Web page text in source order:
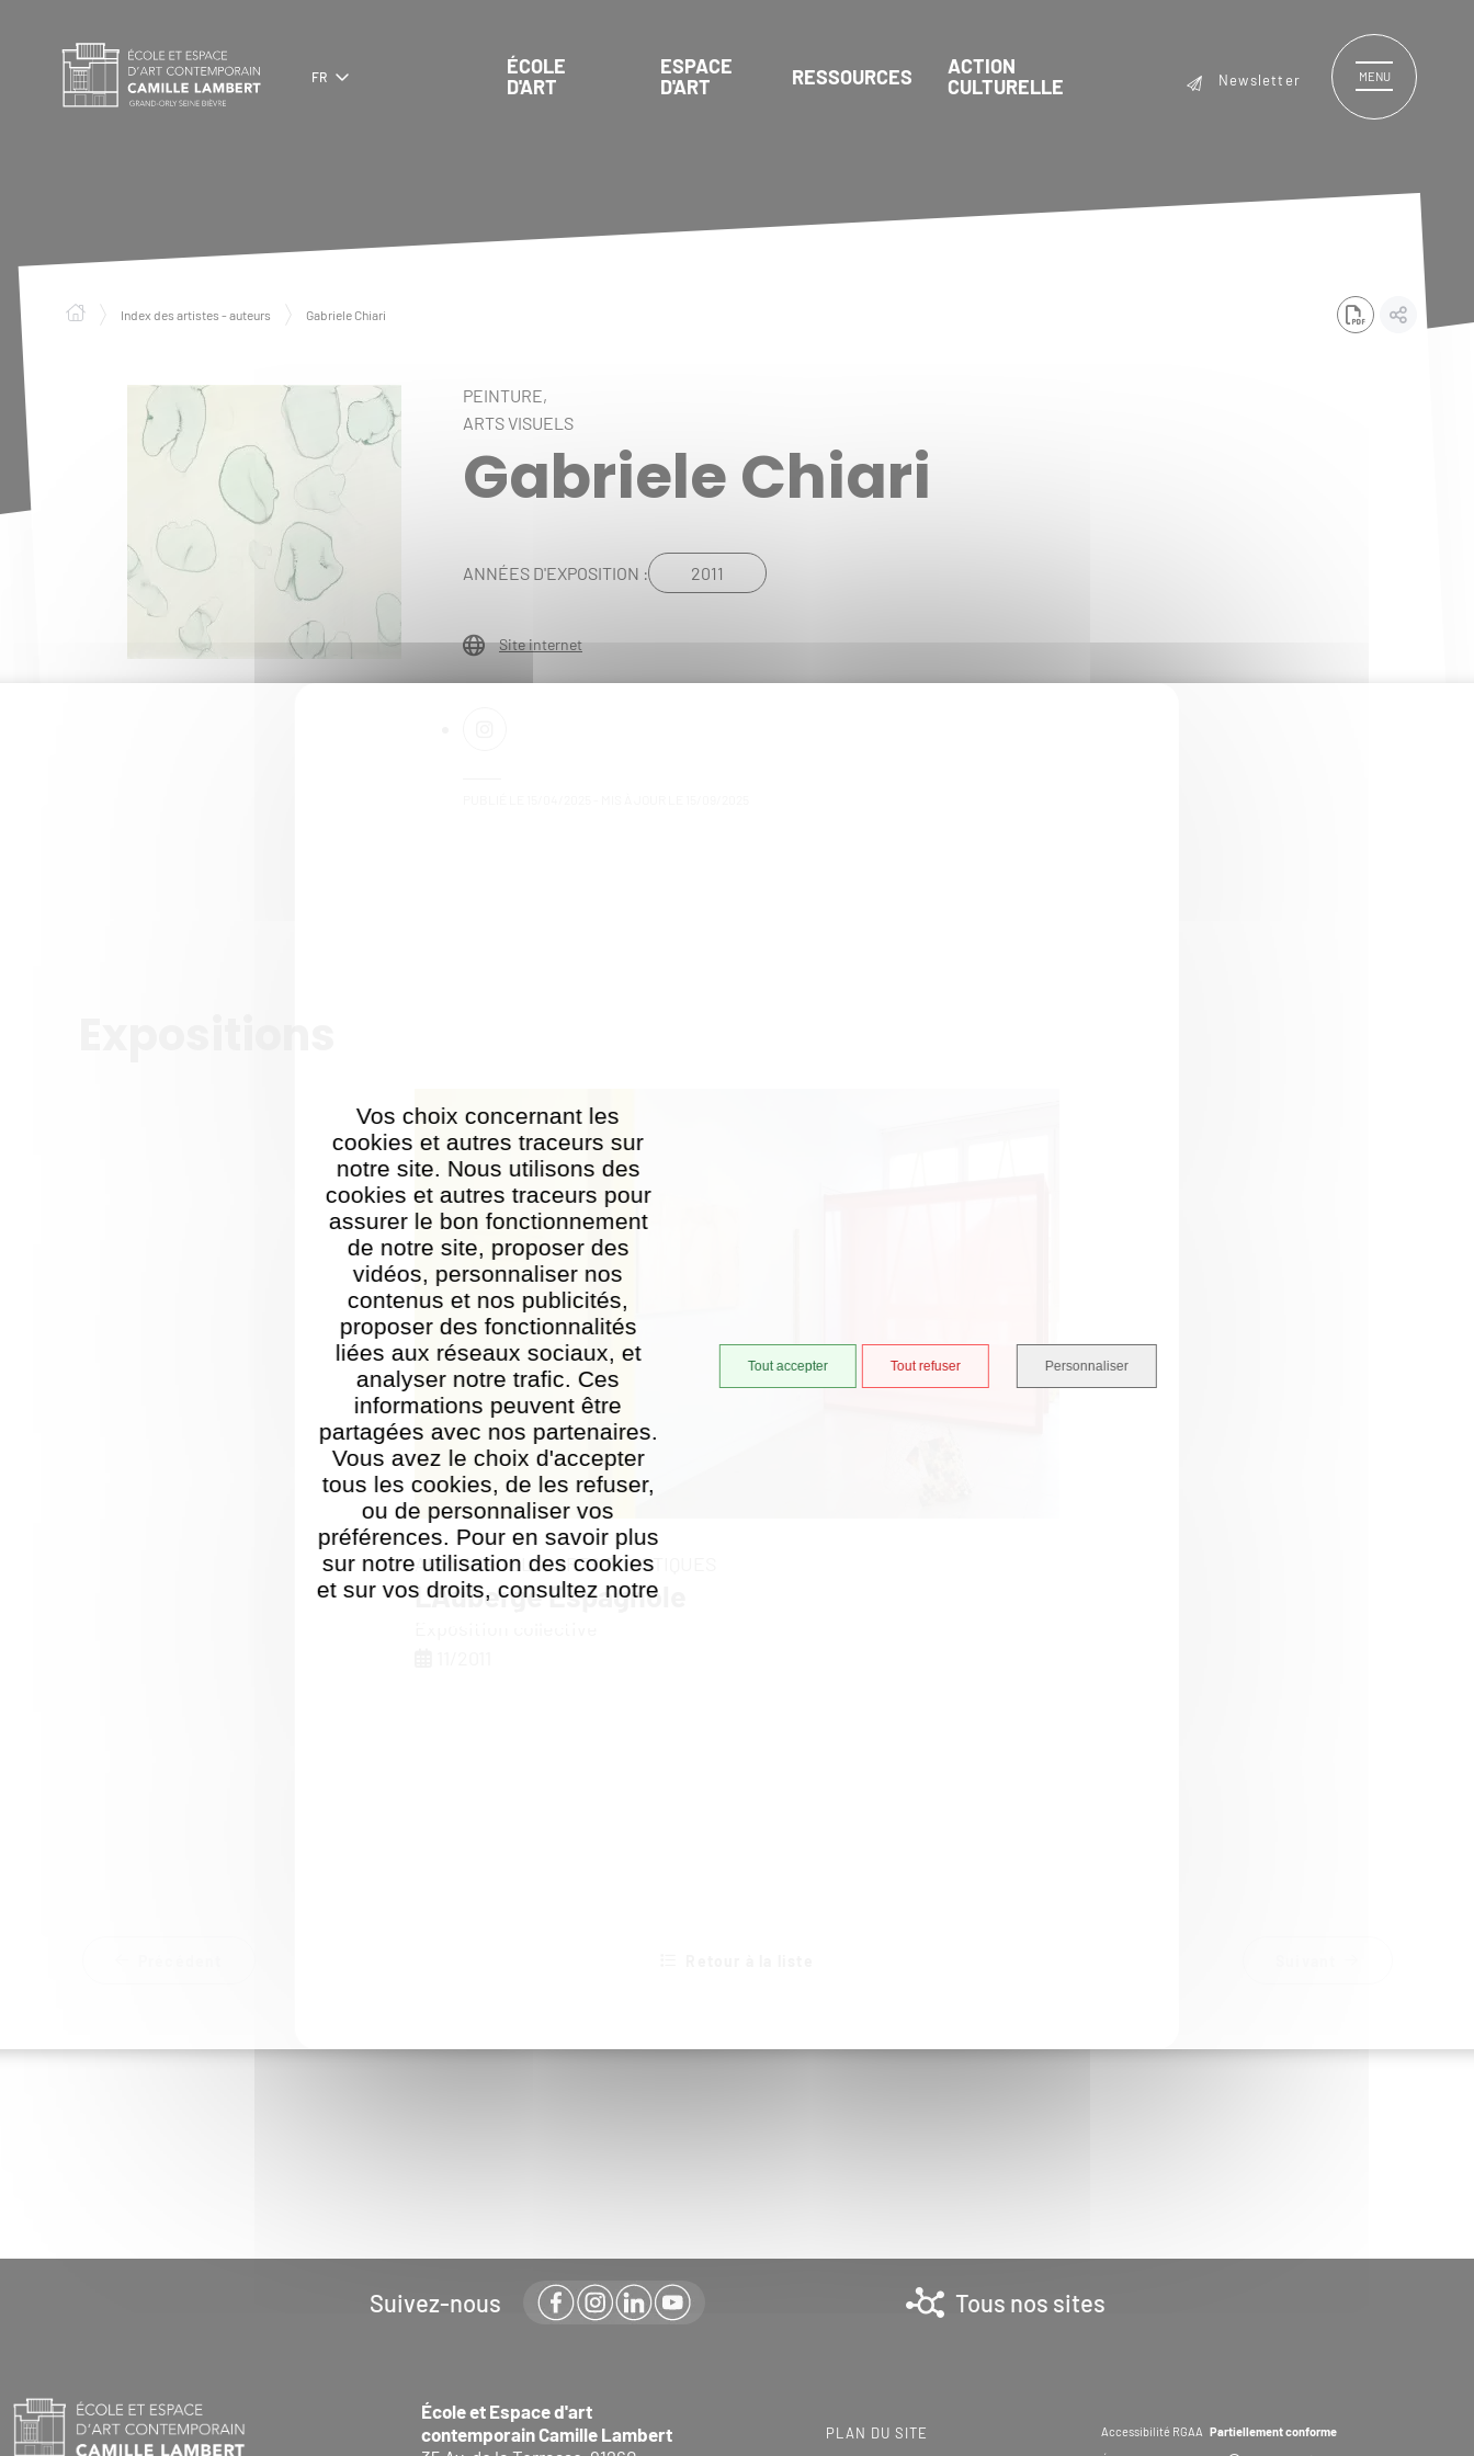
Vos choix concernant les
cookies et autres traceurs sur
notre site. Nous utilisons des
cookies et autres traceurs pour
assurer le bon fonctionnement
de notre site, proposer des
vidéos, personnaliser nos
contenus et nos publicités,
proposer des fonctionnalités
liées aux réseaux sociaux, et
analyser notre trafic. Ces
informations peuvent être
partagées avec nos partenaires.
Vous avez le choix d'accepter
tous les cookies, de les refuser,
ou de personnaliser vos
préférences. Pour en savoir plus
sur notre utilisation des cookies
et sur vos droits, consultez notre
Tout accepter Tout refuser Personnaliser
FR
ÉCOLE
D'ART
ESPACE
D'ART
RESSOURCES
ACTION
CULTURELLE
Newsletter MENU
Index des artistes - auteurs Gabriele Chiari
PEINTURE,
ARTS VISUELS
Gabriele Chiari
ANNÉES D'EXPOSITION : 2011
Site internet
ARTS VISUELS,ARTS PLASTIQUES
L'Auberge Espagnole
Suivez-nous Tous nos sites
École et Espace d'art
contemporain Camille Lambert
PLAN DU SITE Accessibilité RGAA Partiellement conforme